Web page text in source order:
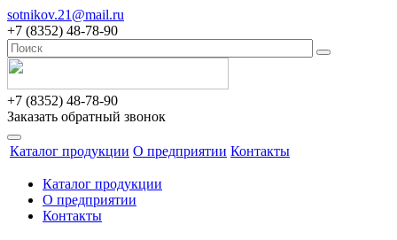
sotnikov.21@mail.ru
+7 (8352) 48-78-90
+7 (8352) 48-78-90
Заказать обратный звонок
Каталог продукции О предприятии Контакты
Каталог продукции
О предприятии
Контакты